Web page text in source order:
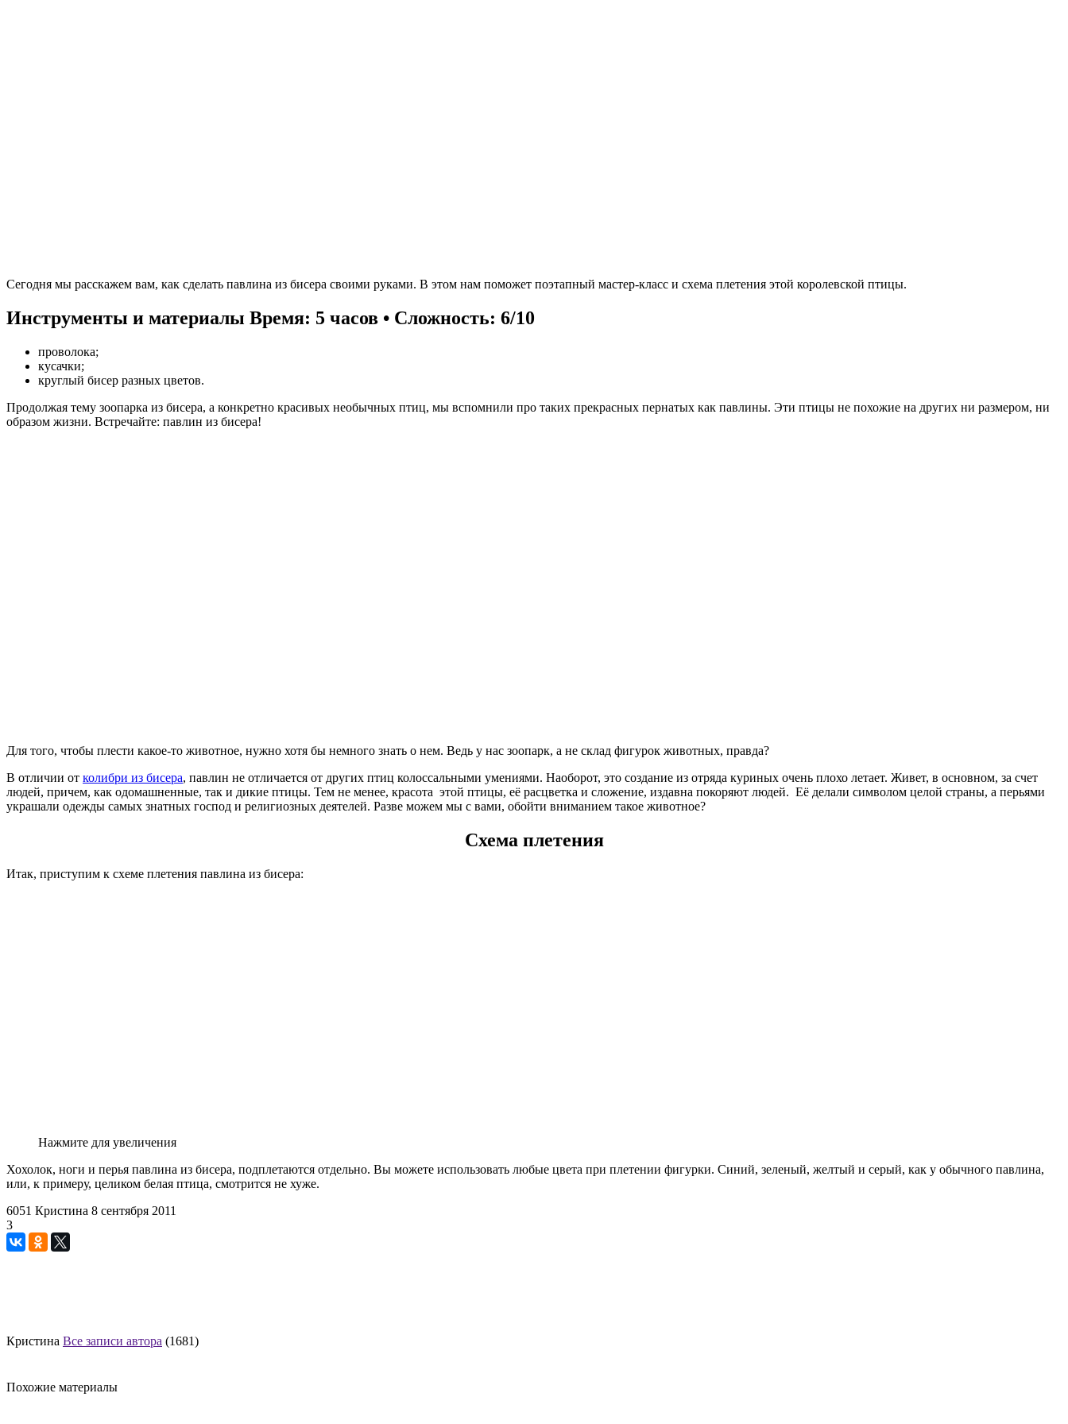
Сегодня мы расскажем вам, как сделать павлина из бисера своими руками. В этом нам поможет поэтапный мастер-класс и схема плетения этой королевской птицы.
Инструменты и материалы Время: 5 часов • Сложность: 6/10
проволока;
кусачки;
круглый бисер разных цветов.
Продолжая тему зоопарка из бисера, а конкретно красивых необычных птиц, мы вспомнили про таких прекрасных пернатых как павлины. Эти птицы не похожие на других ни размером, ни
образом жизни. Встречайте: павлин из бисера!
Для того, чтобы плести какое-то животное, нужно хотя бы немного знать о нем. Ведь у нас зоопарк, а не склад фигурок животных, правда?
В отличии от колибри из бисера, павлин не отличается от других птиц колоссальными умениями. Наоборот, это создание из отряда куриных очень плохо летает. Живет, в основном, за счет
людей, причем, как одомашненные, так и дикие птицы. Тем не менее, красота этой птицы, её расцветка и сложение, издавна покоряют людей. Её делали символом целой страны, а перьями
украшали одежды самых знатных господ и религиозных деятелей. Разве можем мы с вами, обойти вниманием такое животное?
Схема плетения
Итак, приступим к схеме плетения павлина из бисера:
Нажмите для увеличения
Хохолок, ноги и перья павлина из бисера, подплетаются отдельно. Вы можете использовать любые цвета при плетении фигурки. Синий, зеленый, желтый и серый, как у обычного павлина,
или, к примеру, целиком белая птица, смотрится не хуже.
6051 Кристина 8 сентября 2011
3
Кристина Все записи автора (1681)
Похожие материалы